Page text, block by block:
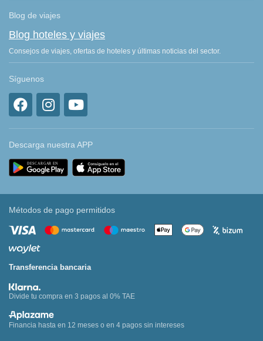
Blog de viajes
Blog hoteles y viajes
Consejos de viajes, ofertas de hoteles y últimas noticias del sector.
Síguenos
Descarga nuestra APP
Métodos de pago permitidos
Transferencia bancaria
Divide tu compra en 3 pagos al 0% TAE
Financia hasta en 12 meses o en 4 pagos sin intereses